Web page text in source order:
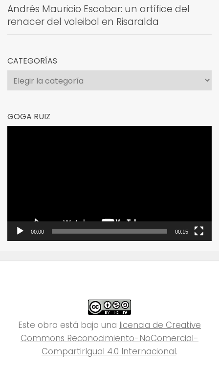
Andrés Mauricio Escobar: un artífice del
renacer del voleibol en Risaralda
CATEGORÍAS
Categorías
GOGA RUIZ
00:00 00:15
Este obra está bajo una licencia de Creative
Commons Reconocimiento-NoComercial-
CompartirIgual 4.0 Internacional.